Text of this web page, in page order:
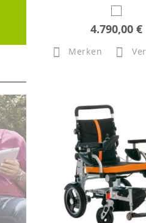
4.790,00 €
Merken